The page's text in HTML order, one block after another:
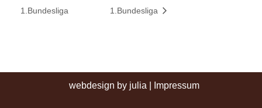
1.Bundesliga
1.Bundesliga
webdesign by julia Impressum